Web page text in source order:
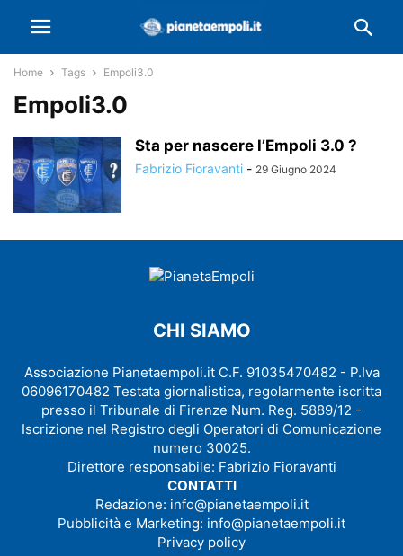
Home Tags Empoli3.0
Empoli3.0
Sta per nascere l’Empoli 3.0 ?
Fabrizio Fioravanti - 29 Giugno 2024
CHI SIAMO
Associazione Pianetaempoli.it C.F. 91035470482 - P.Iva
06096170482 Testata giornalistica, regolarmente iscritta
presso il Tribunale di Firenze Num. Reg. 5889/12 -
Iscrizione nel Registro degli Operatori di Comunicazione
numero 30025.
Direttore responsabile: Fabrizio Fioravanti
CONTATTI
Redazione: info@pianetaempoli.it
Pubblicità e Marketing: info@pianetaempoli.it
Privacy policy